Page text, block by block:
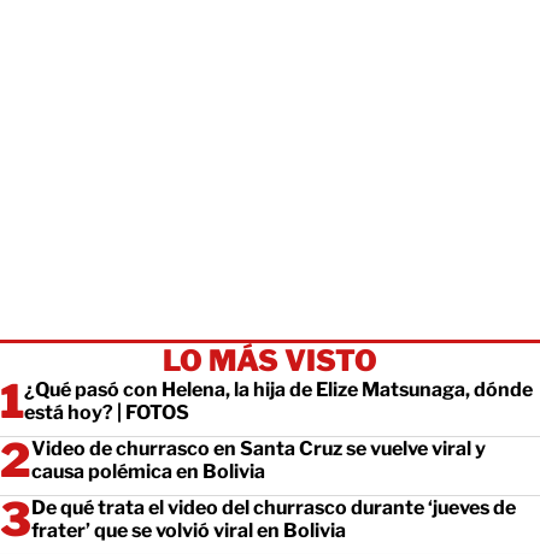
LO MÁS VISTO
¿Qué pasó con Helena, la hija de Elize Matsunaga, dónde
está hoy? | FOTOS
Video de churrasco en Santa Cruz se vuelve viral y
causa polémica en Bolivia
De qué trata el video del churrasco durante ‘jueves de
frater’ que se volvió viral en Bolivia